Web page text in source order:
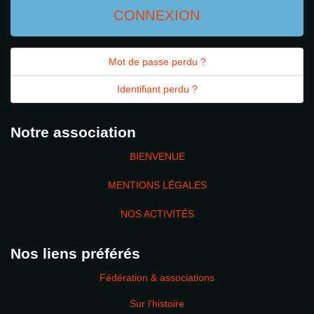
CONNEXION
Mot de passe perdu ?
Identifiant perdu ?
Notre association
BIENVENUE
MENTIONS LÉGALES
NOS ACTIVITÉS
Nos liens préférés
Fédération & associations
Sur l'histoire